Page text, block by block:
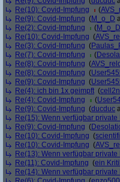
Re(10): Covid-Impfung
(
Re(9): Covid-Impfung (M_o_D
Re(2): Covid-Impfung
(M_o_D
Re(10): Covid-Impfung (
Re(3): Covid-Impfung (
Re(7): Covid-Impfung
(
Re(8): Covid-Impfung (
Re(8): Covid-Impfung (
Re(9): Covid-Impfung (
Re(4): ich bin 1x geimpft (
Re(4): Covid-Impfung
(
Re(9): Covid-Impfung (ducduc
Re(15): Wenn verfügbar
Re(9): Covid-Impfung (
Re(10): Covid-Impfung (
Re(10): Covid-Impfung (
Re(13): Wenn verfügbar
Re(11): Covid-Impfung (ein
Re(14): Wenn verfügbar